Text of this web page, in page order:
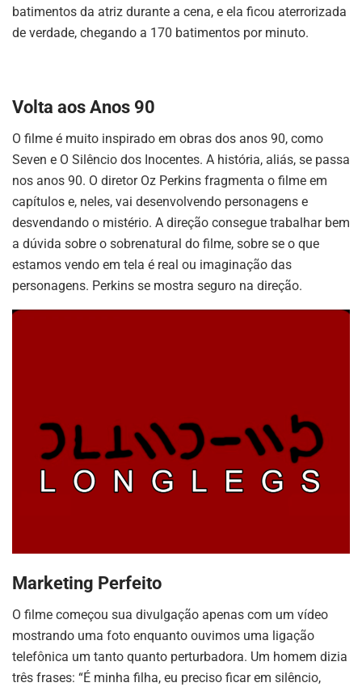
batimentos da atriz durante a cena, e ela ficou aterrorizada
de verdade, chegando a 170 batimentos por minuto.
Volta aos Anos 90
O filme é muito inspirado em obras dos anos 90, como
Seven e O Silêncio dos Inocentes. A história, aliás, se passa
nos anos 90. O diretor Oz Perkins fragmenta o filme em
capítulos e, neles, vai desenvolvendo personagens e
desvendando o mistério. A direção consegue trabalhar bem
a dúvida sobre o sobrenatural do filme, sobre se o que
estamos vendo em tela é real ou imaginação das
personagens. Perkins se mostra seguro na direção.
Marketing Perfeito
O filme começou sua divulgação apenas com um vídeo
mostrando uma foto enquanto ouvimos uma ligação
telefônica um tanto quanto perturbadora. Um homem dizia
três frases: “É minha filha, eu preciso ficar em silêncio,